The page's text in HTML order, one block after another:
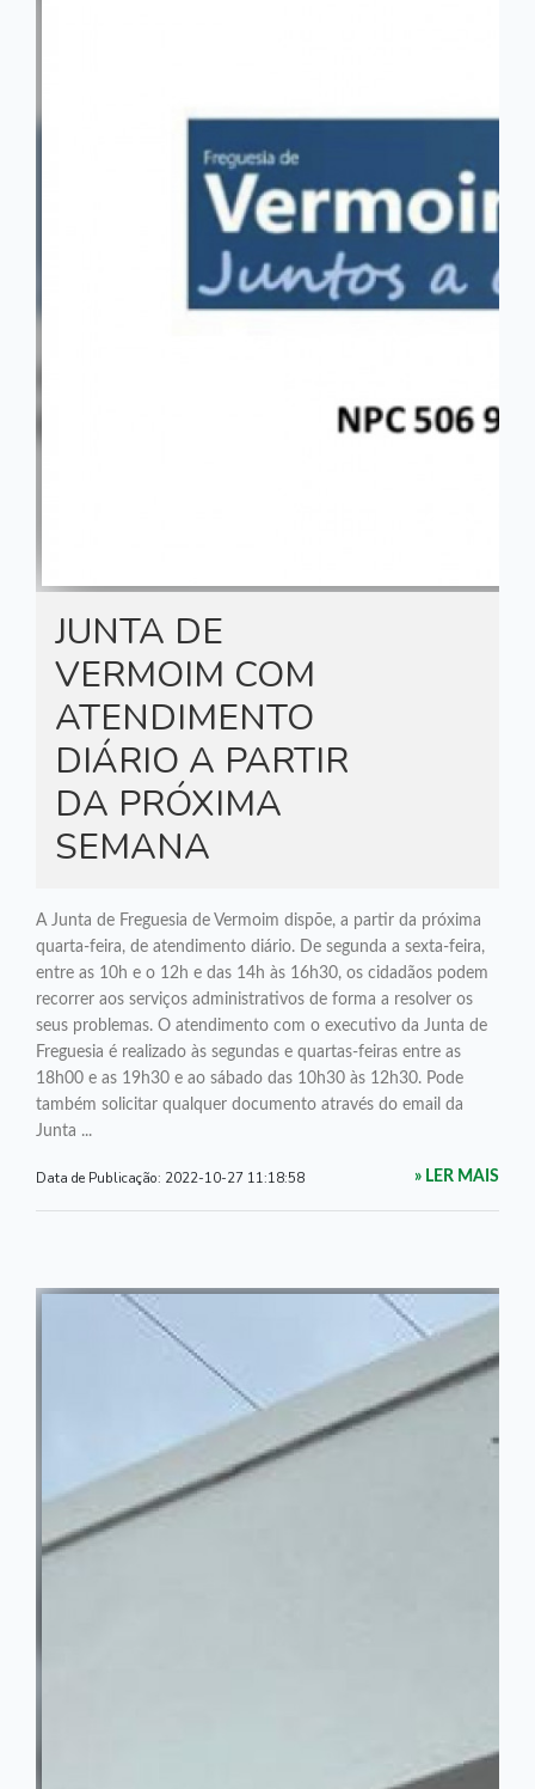
JUNTA DE
VERMOIM COM
ATENDIMENTO
DIÁRIO A PARTIR
DA PRÓXIMA
SEMANA
A Junta de Freguesia de Vermoim dispõe, a partir da próxima
quarta-feira, de atendimento diário. De segunda a sexta-feira,
entre as 10h e o 12h e das 14h às 16h30, os cidadãos podem
recorrer aos serviços administrativos de forma a resolver os
seus problemas. O atendimento com o executivo da Junta de
Freguesia é realizado às segundas e quartas-feiras entre as
18h00 e as 19h30 e ao sábado das 10h30 às 12h30. Pode
também solicitar qualquer documento através do email da
Junta ...
» LER MAIS
Data de Publicação: 2022-10-27 11:18:58